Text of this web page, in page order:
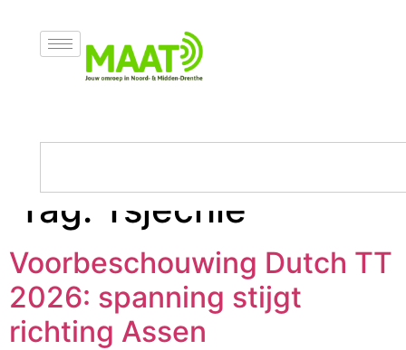
Tag: Tsjechië
Voorbeschouwing Dutch TT
2026: spanning stijgt
richting Assen